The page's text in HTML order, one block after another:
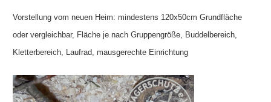
Vorstellung vom neuen Heim: mindestens 120x50cm Grundfläche
oder vergleichbar, Fläche je nach Gruppengröße, Buddelbereich,
Kletterbereich, Laufrad, mausgerechte Einrichtung